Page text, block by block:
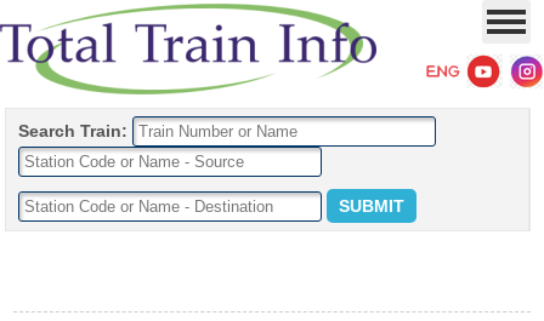
Search Train: